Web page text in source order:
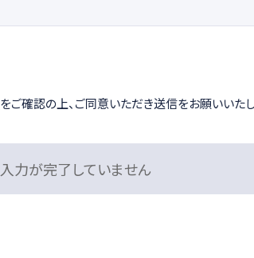
をご確認の上、ご同意いただき送信をお願いいたし